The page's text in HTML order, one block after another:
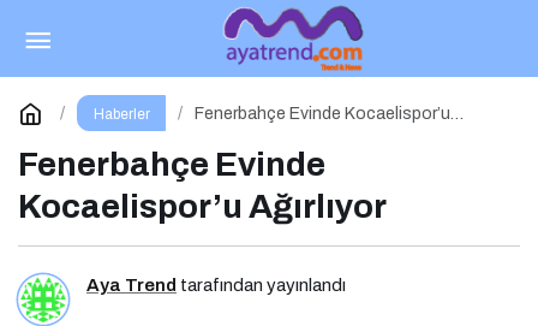
Haberler
Fenerbahçe Evinde Kocaelispor’u
Fenerbahçe Evinde
Kocaelispor’u Ağırlıyor
Aya Trend tarafından yayınlandı
Temsilcimiz Fenerbahçe Turu Portekiz’e
Bıraktı
Yorum Yap